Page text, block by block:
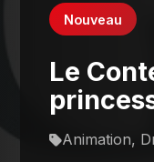
Nouveau
Le
Animation,